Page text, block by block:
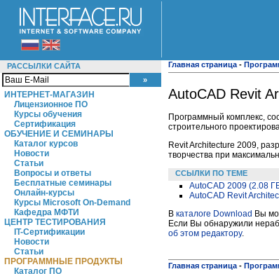
РАССЫЛКИ САЙТА
ИНТЕРНЕТ-МАГАЗИН
Лицензионное ПО
Курсы обучения
Сертификация
ОБУЧЕНИЕ И СЕМИНАРЫ
Каталог курсов
Новости
Статьи
Вопросы и ответы
Бесплатные семинары
Онлайн-курсы
Курсы Microsoft On-Demand
Кафедра МФТИ
ЦЕНТР ТЕСТИРОВАНИЯ
IT-Сертификации
Новости
Статьи
ПРОГРАММНЫЕ ПРОДУКТЫ
Каталог ПО
Главная страница -
AutoCAD Revit
Программный комплекс,
строительного
Revit Architecturе 2009,
творчества при
ССЫЛКИ ПО ТЕМЕ
AutoCAD 2009 (2.08
AutoCAD Revit
В каталоге Download Вы
Если Вы обнаружили
об этом редактору.
Главная страница -